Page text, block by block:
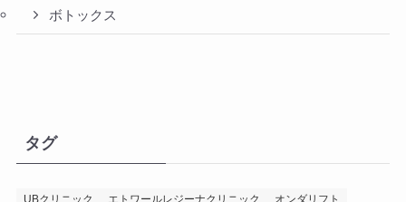
ボトックス
タグ
UBクリニック エトワールレジーナクリニック オンダリフト